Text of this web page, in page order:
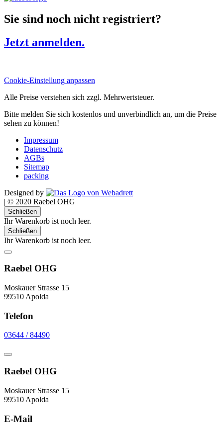
Sie sind noch nicht registriert?
Jetzt anmelden.
Cookie-Einstellung anpassen
Alle Preise verstehen sich zzgl. Mehrwertsteuer.
Bitte melden Sie sich kostenlos und unverbindlich an, um die Preise
sehen zu können!
Impressum
Datenschutz
AGBs
Sitemap
packing
Designed by
| © 2020 Raebel OHG
Schließen
Ihr Warenkorb ist noch leer.
Schließen
Ihr Warenkorb ist noch leer.
Raebel OHG
Moskauer Strasse 15
99510 Apolda
Telefon
03644 / 84490
Raebel OHG
Moskauer Strasse 15
99510 Apolda
E-Mail